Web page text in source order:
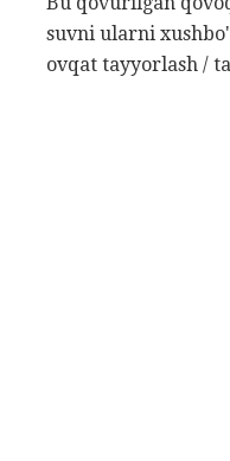
suvni ularni
ovqat tayyorlash /